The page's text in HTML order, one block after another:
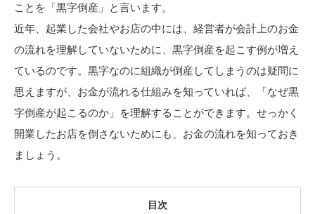
ことを「黒字倒産」と言います。
近年、起業した会社やお店の中には、経営者が会計上のお金
の流れを理解していないために、黒字倒産を起こす例が増え
ているのです。黒字なのに組織が倒産してしまうのは疑問に
思えますが、お金が流れる仕組みを知っていれば、「なぜ黒
字倒産が起こるのか」を理解することができます。せっかく
開業したお店を倒さないためにも、お金の流れを知っておき
ましょう。
目次